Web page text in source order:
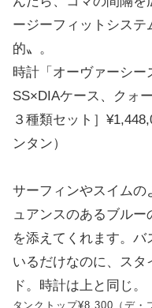
ージーフィットシス
的〟。
時計「オーヴァーシー
SS×DIAケース、クォ
３種類セット］
ンタン）
サーフィンやスイムの
ュアンスのあるブルー
を添えてくれます。
いるだけなのに、ス
ド。時計は上と同じ。
タンクトップ¥8,300（デ